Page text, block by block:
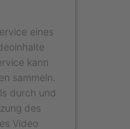
eines
kann
sammeln.
durch und
des
Video